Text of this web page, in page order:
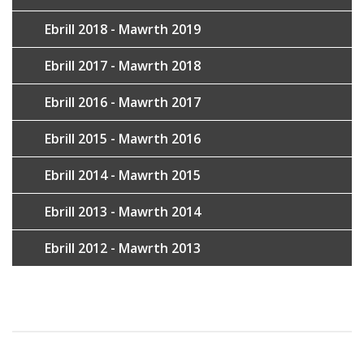
Ebrill 2018 - Mawrth 2019
Ebrill 2017 - Mawrth 2018
Ebrill 2016 - Mawrth 2017
Ebrill 2015 - Mawrth 2016
Ebrill 2014 - Mawrth 2015
Ebrill 2013 - Mawrth 2014
Ebrill 2012 - Mawrth 2013